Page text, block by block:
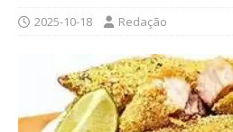
2025-10-18 Redação